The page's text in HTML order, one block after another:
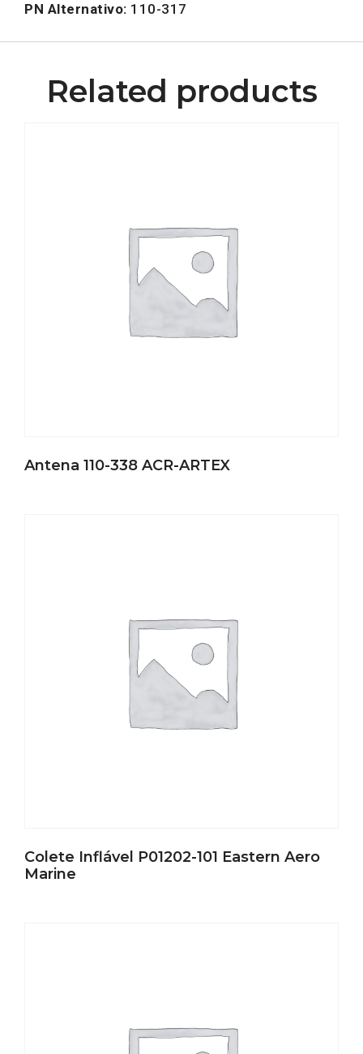
PN Alternativo: 110-317
Related products
Antena 110-338 ACR-ARTEX
Colete Inflável P01202-101 Eastern Aero
Marine